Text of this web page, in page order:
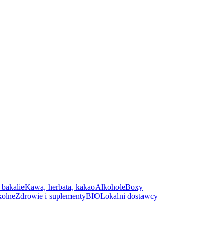
bakalieKawa, herbata, kakaoAlkoholeBoxy
Zdrowie i suplementyBIOLokalni dostawcy